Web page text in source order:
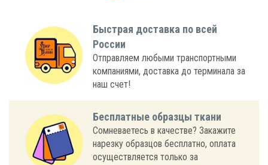
Быстрая доставка по всей
России
Отправляем любыми транспортными
компаниями, доставка до терминала за
наш счет!
Бесплатные образцы ткани
Сомневаетесь в качестве? Закажите
нарезку образцов бесплатно, оплата
осуществляется только за